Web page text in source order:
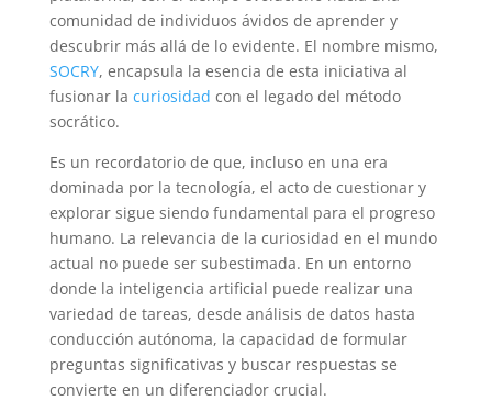
comunidad de individuos ávidos de aprender y
descubrir más allá de lo evidente. El nombre mismo,
SOCRY, encapsula la esencia de esta iniciativa al
fusionar la curiosidad con el legado del método
socrático.
Es un recordatorio de que, incluso en una era
dominada por la tecnología, el acto de cuestionar y
explorar sigue siendo fundamental para el progreso
humano. La relevancia de la curiosidad en el mundo
actual no puede ser subestimada. En un entorno
donde la inteligencia artificial puede realizar una
variedad de tareas, desde análisis de datos hasta
conducción autónoma, la capacidad de formular
preguntas significativas y buscar respuestas se
convierte en un diferenciador crucial.